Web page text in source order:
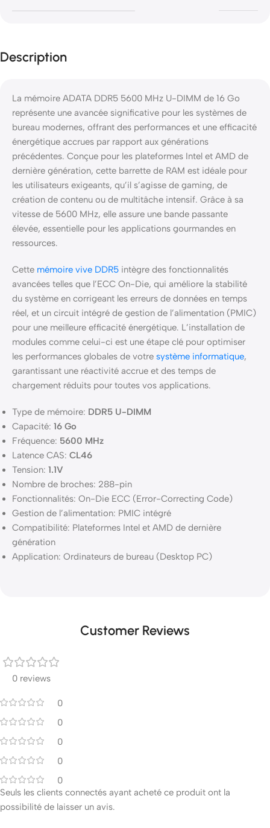
Description
La mémoire ADATA DDR5 5600 MHz U-DIMM de 16 Go
représente une avancée significative pour les systèmes de
bureau modernes, offrant des performances et une efficacité
énergétique accrues par rapport aux générations
précédentes. Conçue pour les plateformes Intel et AMD de
dernière génération, cette barrette de RAM est idéale pour
les utilisateurs exigeants, qu’il s’agisse de gaming, de
création de contenu ou de multitâche intensif. Grâce à sa
vitesse de 5600 MHz, elle assure une bande passante
élevée, essentielle pour les applications gourmandes en
ressources.
Cette mémoire vive DDR5 intègre des fonctionnalités
avancées telles que l’ECC On-Die, qui améliore la stabilité
du système en corrigeant les erreurs de données en temps
réel, et un circuit intégré de gestion de l’alimentation (PMIC)
pour une meilleure efficacité énergétique. L’installation de
modules comme celui-ci est une étape clé pour optimiser
les performances globales de votre système informatique,
garantissant une réactivité accrue et des temps de
chargement réduits pour toutes vos applications.
Type de mémoire: DDR5 U-DIMM
Capacité: 16 Go
Fréquence: 5600 MHz
Latence CAS: CL46
Tension: 1.1V
Nombre de broches: 288-pin
Fonctionnalités: On-Die ECC (Error-Correcting Code)
Gestion de l’alimentation: PMIC intégré
Compatibilité: Plateformes Intel et AMD de dernière
génération
Application: Ordinateurs de bureau (Desktop PC)
Customer Reviews
0 reviews
0
0
0
0
0
Seuls les clients connectés ayant acheté ce produit ont la
possibilité de laisser un avis.